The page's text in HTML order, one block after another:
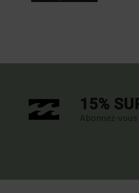
15%
Abonnez-